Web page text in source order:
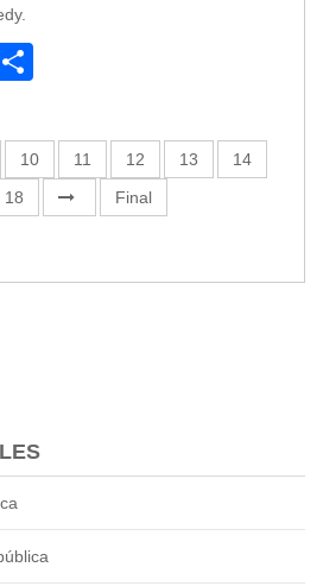
10 11 12 13
14
18 Final